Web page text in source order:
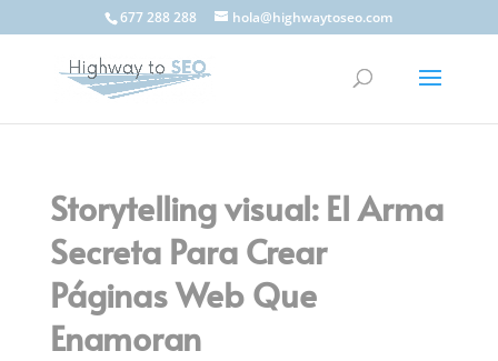
677 288 288 hola@highwaytoseo.com
Storytelling visual: El Arma
Secreta Para Crear
Páginas Web Que
Enamoran